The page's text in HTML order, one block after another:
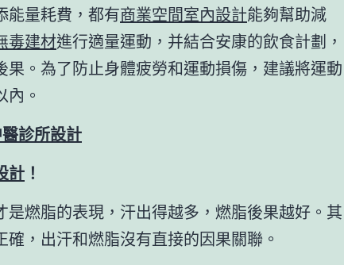
能量耗費，都有商業空間室內設計能夠幫助減
毒建材進行適量運動，并結合安康的飲食計劃，
果。為了防止身體疲勞和運動損傷，建議將運動
。
診所設計
計 ！
是燃脂的表現，汗出得越多，燃脂後果越好。其
確，出汗和燃脂沒有直接的因果關聯。